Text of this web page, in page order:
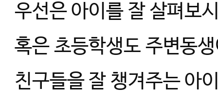
우선은 아이를 잘 살펴보
혹은 초등학생도 주변동
친구들을 잘 챙겨주는 아